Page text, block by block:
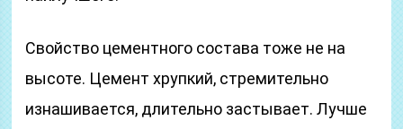
Свойство цементного состава тоже не на
высоте. Цемент хрупкий, стремительно
изнашивается, длительно застывает. Лучше